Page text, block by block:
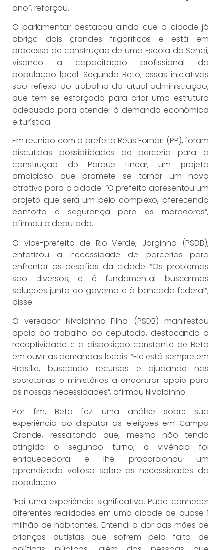
ano”, reforçou.
O parlamentar destacou ainda que a cidade já
abriga dois grandes frigoríficos e está em
processo de construção de uma Escola do Senai,
visando a capacitação profissional da
população local. Segundo Beto, essas iniciativas
são reflexo do trabalho da atual administração,
que tem se esforçado para criar uma estrutura
adequada para atender à demanda econômica
e turística.
Em reunião com o prefeito Réus Fornari (PP), foram
discutidas possibilidades de parceria para a
construção do Parque Linear, um projeto
ambicioso que promete se tornar um novo
atrativo para a cidade. “O prefeito apresentou um
projeto que será um belo complexo, oferecendo
conforto e segurança para os moradores”,
afirmou o deputado.
O vice-prefeito de Rio Verde, Jorginho (PSDB),
enfatizou a necessidade de parcerias para
enfrentar os desafios da cidade. “Os problemas
são diversos, e é fundamental buscarmos
soluções junto ao governo e à bancada federal”,
disse.
O vereador Nivaldinho Filho (PSDB) manifestou
apoio ao trabalho do deputado, destacando a
receptividade e a disposição constante de Beto
em ouvir as demandas locais. “Ele está sempre em
Brasília, buscando recursos e ajudando nas
secretarias e ministérios a encontrar apoio para
as nossas necessidades”, afirmou Nivaldinho.
Por fim, Beto fez uma análise sobre sua
experiência ao disputar as eleições em Campo
Grande, ressaltando que, mesmo não tendo
atingido o segundo turno, a vivência foi
enriquecedora e lhe proporcionou um
aprendizado valioso sobre as necessidades da
população.
“Foi uma experiência significativa. Pude conhecer
diferentes realidades em uma cidade de quase 1
milhão de habitantes. Entendi a dor das mães de
crianças autistas que sofrem pela falta de